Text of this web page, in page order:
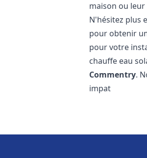
maison ou
N'hésitez plus
pour obtenir
pour votre
chauffe eau
Commentry.
impat